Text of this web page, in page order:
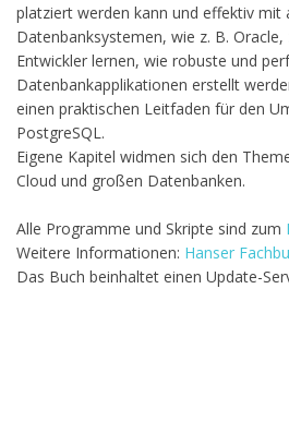
platziert werden kann und effektiv mit
Datenbanksystemen, wie z. B.
Entwickler lernen, wie robuste und
Datenbankapplikationen erstellt
einen praktischen Leitfaden für den
PostgreSQL.
Eigene Kapitel widmen sich den
Cloud und großen Datenbanken.
Alle Programme und Skripte sind zum
Weitere Informationen: Hanser
Das Buch beinhaltet einen Update-